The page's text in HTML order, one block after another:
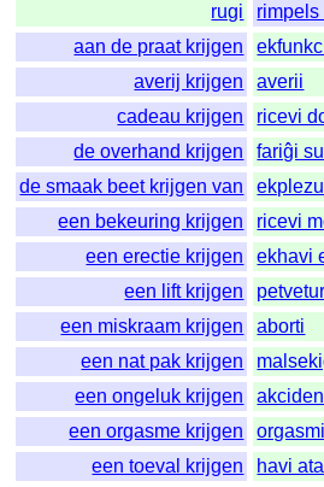
rugi
rimpels
aan de praat krijgen
averij krijgen
averii
cadeau krijgen
ricevi
de overhand krijgen
fariĝi
de smaak beet krijgen van
een bekeuring krijgen
ricevi
een erectie krijgen
ekhavi
een lift krijgen
een miskraam krijgen
aborti
een nat pak krijgen
een ongeluk krijgen
een orgasme krijgen
orgasmi
een toeval krijgen
havi